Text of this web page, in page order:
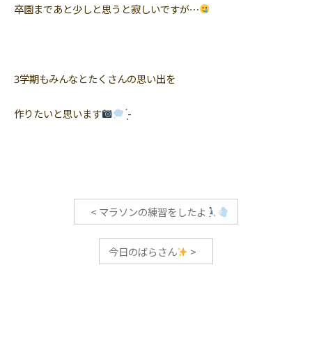
卒園まであと少しと思うと寂しいですが⋯
3学期もみんなとたくさんの思い出を
作りたいと思います ̖́-
< マラソンの練習をしたよ
今日のばらさん >